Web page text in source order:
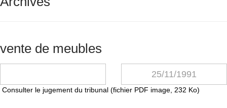
vente de meubles
25/11/1991
Consulter le jugement du tribunal (fichier PDF image, 232 Ko)